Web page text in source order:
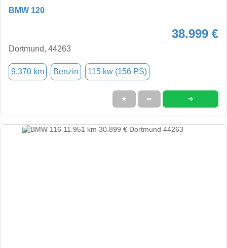
BMW 120
38.999 €
Dortmund, 44263
9.370 km Benzin 115 kw (156 PS)
★ ➦ ➜